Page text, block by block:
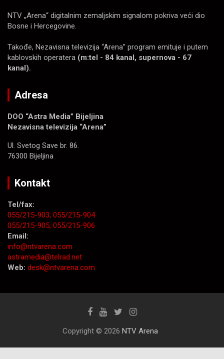
NTV „Arena“ digitalnim zemaljskim signalom pokriva veći dio
Bosne i Hercegovine.
Takođe, Nezavisna televizija “Arena” program emituje i putem
kablovskih operatera (m:tel - 84 kanal, supernova - 67
kanal).
Adresa
DOO “Astra Media” Bijeljina
Nezavisna televizija “Arena”
Ul. Svetog Save br. 86.
76300 Bijeljina
Kontakt
Tel/fax:
055/215-903; 055/215-904
055/215-905; 055/215-906
Email:
info@ntvarena.com
astramedia@telrad.net
Web: desk@ntvarena.com
Copyright © 2026 NTV Arena